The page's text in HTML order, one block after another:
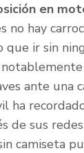
en
no hay
que ir sin
ante una
ha
de sus
camiseta